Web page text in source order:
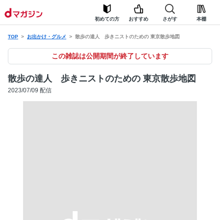
初めての方 おすすめ さがす 本棚
TOP お出かけ・グルメ 散歩の達人 歩きニストのための 東京散歩地図
この雑誌は公開期間が終了しています
散歩の達人 歩きニストのための 東京散歩地図
2023/07/09 配信